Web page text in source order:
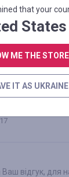
відгук, для
that your
States
ME THE
IT AS UKRAINE